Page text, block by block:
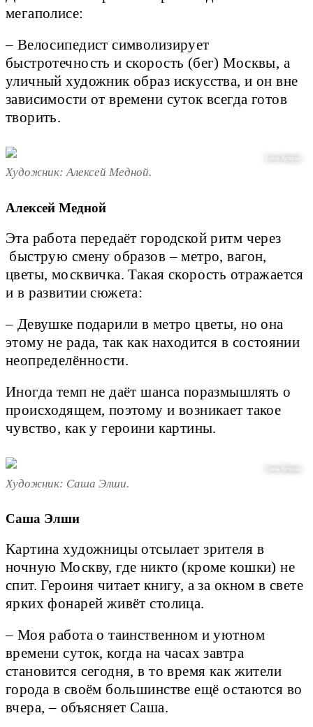
мегаполисе:
– Велосипедист символизирует
быстротечность и скорость (бег) Москвы, а
уличный художник образ искусства, и он вне
зависимости от времени суток всегда готов
творить.
Елена Купцова
Художник: Алексей Медной.
Алексей Медной
Эта работа передаёт городской ритм через
быструю смену образов – метро, вагон,
цветы, москвичка. Такая скорость отражается
и в развитии сюжета:
– Девушке подарили в метро цветы, но она
этому не рада, так как находится в состоянии
неопределённости.
Иногда темп не даёт шанса поразмышлять о
происходящем, поэтому и возникает такое
чувство, как у героини картины.
Елена Купцова
Художник: Саша Элши.
Саша Элши
Картина художницы отсылает зрителя в
ночную Москву, где никто (кроме кошки) не
спит. Героиня читает книгу, а за окном в свете
ярких фонарей живёт столица.
– Моя работа о таинственном и уютном
времени суток, когда на часах завтра
становится сегодня, в то время как жители
города в своём большинстве ещё остаются во
вчера, – объясняет Саша.